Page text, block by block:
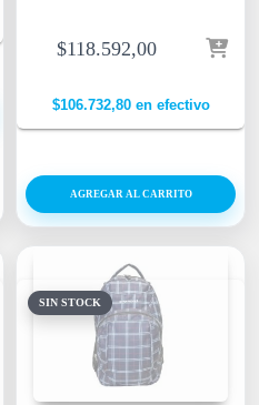
$118.592,00
$106.732,80en efectivo
AGREGAR AL CARRITO
SIN STOCK